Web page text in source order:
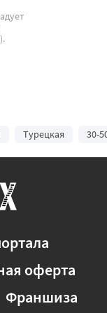
Турецкая 30-
оферта
Франшиза